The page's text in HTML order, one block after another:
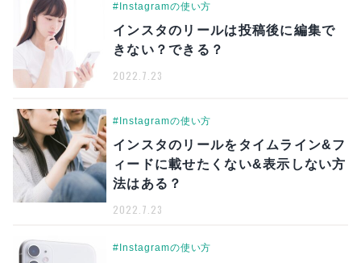
#Instagramの使い方
インスタのリールは投稿後に編集で
きない？できる？
2022.7.23
#Instagramの使い方
インスタのリールをタイムライン&フ
ィードに載せたくない&表示しない方
法はある？
2022.7.23
#Instagramの使い方